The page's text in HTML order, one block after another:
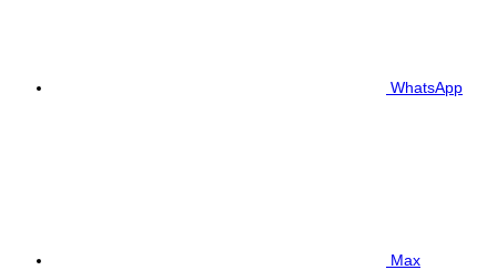
WhatsApp
Max